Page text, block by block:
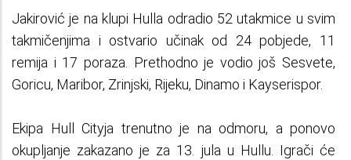
Jakirović je na klupi Hulla odradio 52 utakmice u svim
takmičenjima i ostvario učinak od 24 pobjede, 11
remija i 17 poraza. Prethodno je vodio još Sesvete,
Goricu, Maribor, Zrinjski, Rijeku, Dinamo i Kayserispor.
Ekipa Hull Cityja trenutno je na odmoru, a ponovo
okupljanje zakazano je za 13. jula u Hullu. Igrači će